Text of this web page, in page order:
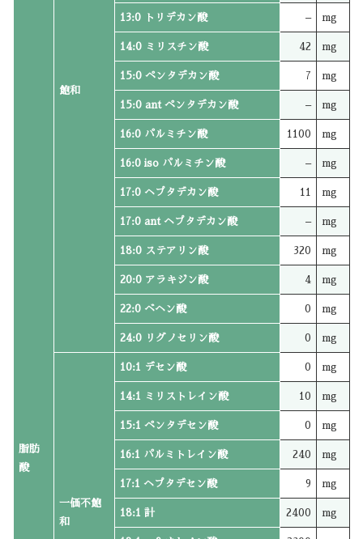
脂肪
酸
飽和
13:0 トリデカン酸 – mg
14:0 ミリスチン酸 42 mg
15:0 ペンタデカン酸 7 mg
15:0 ant ペンタデカン酸 – mg
16:0 パルミチン酸 1100 mg
16:0 iso パルミチン酸 – mg
17:0 ヘプタデカン酸 11 mg
17:0 ant ヘプタデカン酸 – mg
18:0 ステアリン酸 320 mg
20:0 アラキジン酸 4 mg
22:0 ベヘン酸 0 mg
24:0 リグノセリン酸 0 mg
一価不飽
和
10:1 デセン酸 0 mg
14:1 ミリストレイン酸 10 mg
15:1 ペンタデセン酸 0 mg
16:1 パルミトレイン酸 240 mg
17:1 ヘプタデセン酸 9 mg
18:1 計 2400 mg